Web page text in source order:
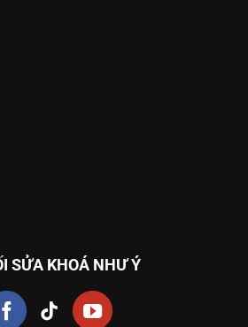
SỬA KHOÁ NHƯ Ý